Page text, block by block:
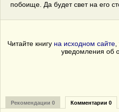
побоище. Да будет свет на его
Читайте книгу на исходном сайте,
уведомления об
Рекомендации 0 Комментарии 0